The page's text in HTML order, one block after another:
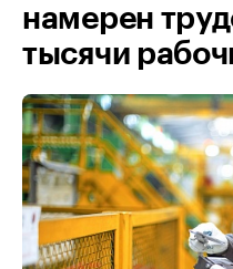
намерен
тысячи